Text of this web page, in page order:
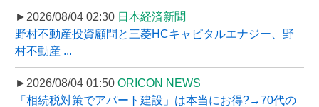
►2026/08/04 02:30 日本経済新聞
野村不動産投資顧問と三菱HCキャピタルエナジー、野
村不動産 ...
►2026/08/04 01:50 ORICON NEWS
「相続税対策でアパート建設」は本当にお得?→70代の